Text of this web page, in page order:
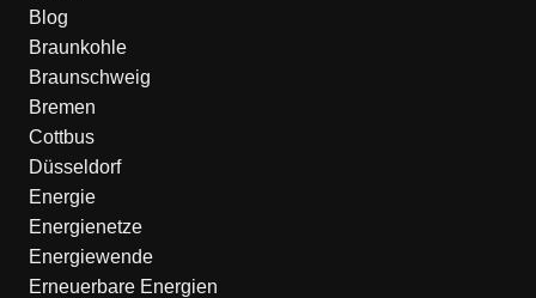
Blog
Braunkohle
Braunschweig
Bremen
Cottbus
Düsseldorf
Energie
Energienetze
Energiewende
Erneuerbare Energien